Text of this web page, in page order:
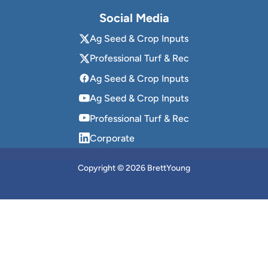
Social Media
Ag Seed & Crop Inputs
Professional Turf & Rec
Ag Seed & Crop Inputs
Ag Seed & Crop Inputs
Professional Turf & Rec
Corporate
Copyright © 2026 BrettYoung